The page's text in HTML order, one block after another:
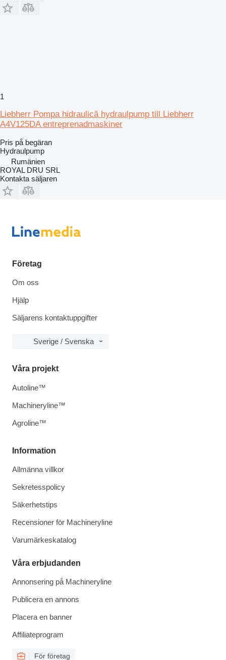
1
Liebherr Pompa hidraulică hydraulpump till Liebherr
A4V125DA entreprenadmaskiner
Pris på begäran
Hydraulpump
Rumänien
ROYAL DRU SRL
Kontakta säljaren
Företag
Om oss
Hjälp
Säljarens kontaktuppgifter
Sverige / Svenska
Information
Allmänna villkor
Sekretesspolicy
Säkerhetstips
Recensioner för Machineryline
Varumärkeskatalog
Våra erbjudanden
Annonsering på Machineryline
Publicera en annons
Placera en banner
Affiliateprogram
För företag
Våra projekt
Autoline™
Machineryline™
Agroline™